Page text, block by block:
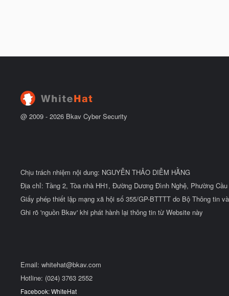
@ 2009 - 2026 Bkav Cyber Security
Chịu trách nhiệm nội dung: NGUYỄN THẢO DIỄM HẰNG
Địa chỉ: Tầng 2, Tòa nhà HH1, Đường Dương Đình Nghệ, Phường
Giấy phép thiết lập mạng xã hội số 355/GP-BTTTT do Bộ Thông tin
Ghi rõ 'nguồn Bkav' khi phát hành lại thông tin từ Website này
Email: whitehat@bkav.com
Hotline: (024) 3763 2552
Facebook: WhiteHat